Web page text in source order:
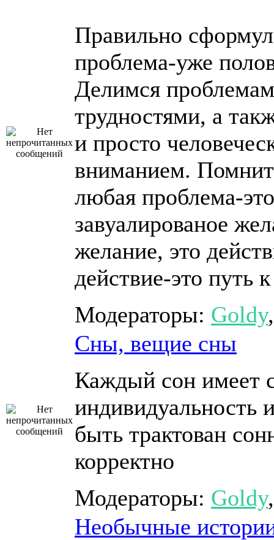
Правильно
проблема-уже
Делимся
трудностями, а
и просто
вниманием.
любая проблема-это
завуалированое
желание, это
действие-это путь
Модераторы: Goldy
Сны, вещие сны
Каждый сон имеет
индивидуальность
быть трактован
корректно
Модераторы: Goldy
Необычные